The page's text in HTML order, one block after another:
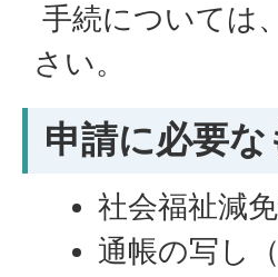
手続については
さい。
申請に必要な
社会福祉減
通帳の写し